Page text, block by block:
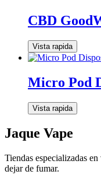
CBD
Vista rapida
Micro Pod
Vista rapida
Jaque Vape
Tiendas especializadas
dejar de fumar.